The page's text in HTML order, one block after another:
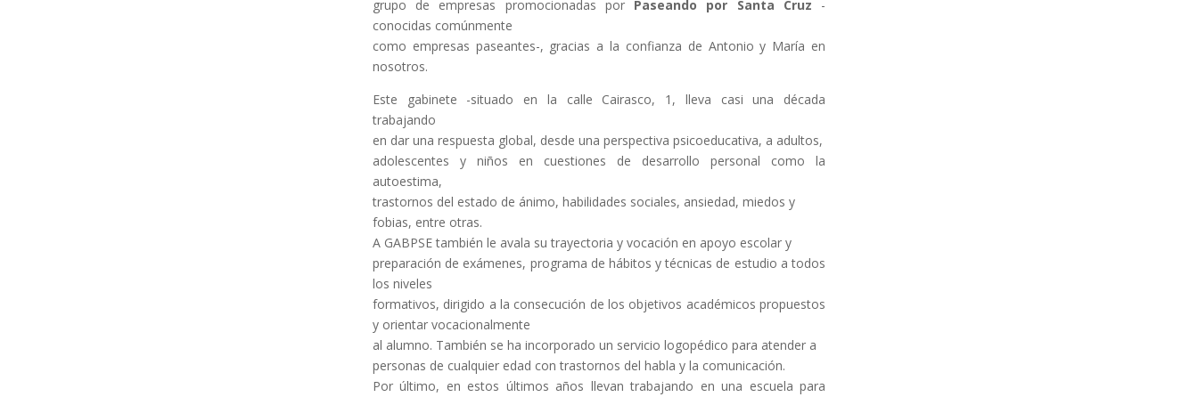
grupo de empresas promocionadas por Paseando por Santa Cruz -
conocidas comúnmente
como empresas paseantes-, gracias a la confianza de Antonio y María en
nosotros.
Este gabinete -situado en la calle Cairasco, 1, lleva casi una década
trabajando
en dar una respuesta global, desde una perspectiva psicoeducativa, a adultos,
adolescentes y niños en cuestiones de desarrollo personal como la
autoestima,
trastornos del estado de ánimo, habilidades sociales, ansiedad, miedos y
fobias, entre otras.
A GABPSE también le avala su trayectoria y vocación en apoyo escolar y
preparación de exámenes, programa de hábitos y técnicas de estudio a todos
los niveles
formativos, dirigido a la consecución de los objetivos académicos propuestos
y orientar vocacionalmente
al alumno. También se ha incorporado un servicio logopédico para atender a
personas de cualquier edad con trastornos del habla y la comunicación.
Por último, en estos últimos años llevan trabajando en una escuela para